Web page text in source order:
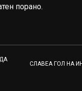
порано.
СЛАВЕА ГОЛ НА